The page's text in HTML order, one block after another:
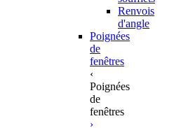
Renvois
d'angle
Poignées
de
fenêtres
‹
Poignées
de
fenêtres
›